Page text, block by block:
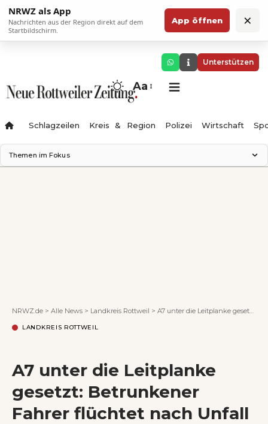
NRWZ als App
Nachrichten aus der Region direkt auf dem
Startbildschirm.
App öffnen ×
Unterstützen
Aa
Schlagzeilen Kreis & Region Polizei Wirtschaft
Themen im Fokus
NRWZ.de > Alle News > Landkreis Rottweil > A7 unter die Leitplanke gesetzt: Betrunkener Fahrer flüchtet nach Unfall
LANDKREIS ROTTWEIL
A7 unter die Leitplanke
gesetzt: Betrunkener
Fahrer flüchtet nach Unfall